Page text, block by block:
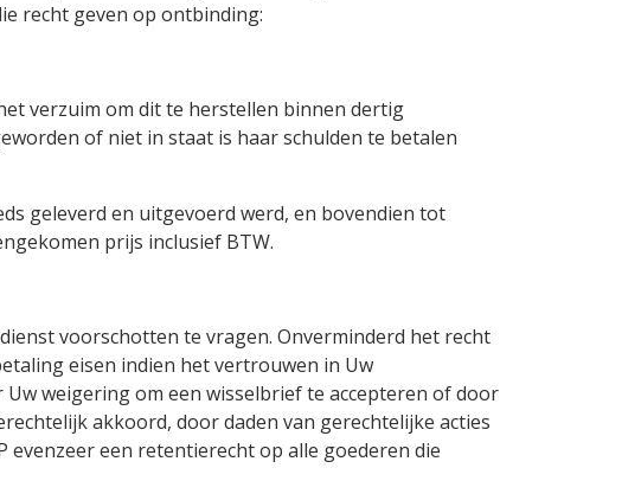
recht geven op ontbinding:
verzuim om dit te herstellen binnen dertig
of niet in staat is haar schulden te betalen
geleverd en uitgevoerd werd, en bovendien tot
prijs inclusief BTW.
voorschotten te vragen. Onverminderd het recht
eisen indien het vertrouwen in Uw
weigering om een wisselbrief te accepteren of door
akkoord, door daden van gerechtelijke acties
evenzeer een retentierecht op alle goederen die